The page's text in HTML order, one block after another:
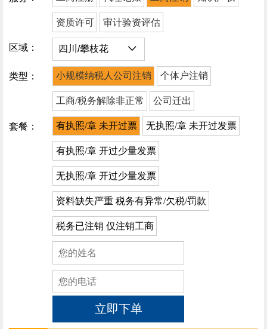
资质许可 审计验资评估
区域：
类型： 小规模纳税人公司注销 个体户注销
工商/税务解除非正常 公司迁出
套餐： 有执照/章 未开过票 无执照/章 未开过发票
有执照/章 开过少量发票
无执照/章 开过少量发票
资料缺失严重 税务有异常/欠税/罚款
税务已注销 仅注销工商
立即下单